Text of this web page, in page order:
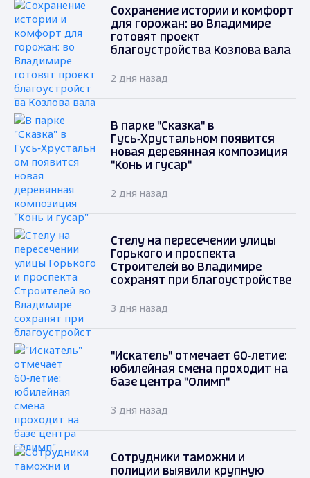
Сохранение истории и комфорт
для горожан: во Владимире
готовят проект
благоустройства Козлова вала
2 дня назад
В парке "Сказка" в
Гусь‑Хрустальном появится
новая деревянная композиция
"Конь и гусар"
2 дня назад
Стелу на пересечении улицы
Горького и проспекта
Строителей во Владимире
сохранят при благоустройстве
3 дня назад
"Искатель" отмечает 60‑летие:
юбилейная смена проходит на
базе центра "Олимп"
3 дня назад
Сотрудники таможни и
полиции выявили крупную